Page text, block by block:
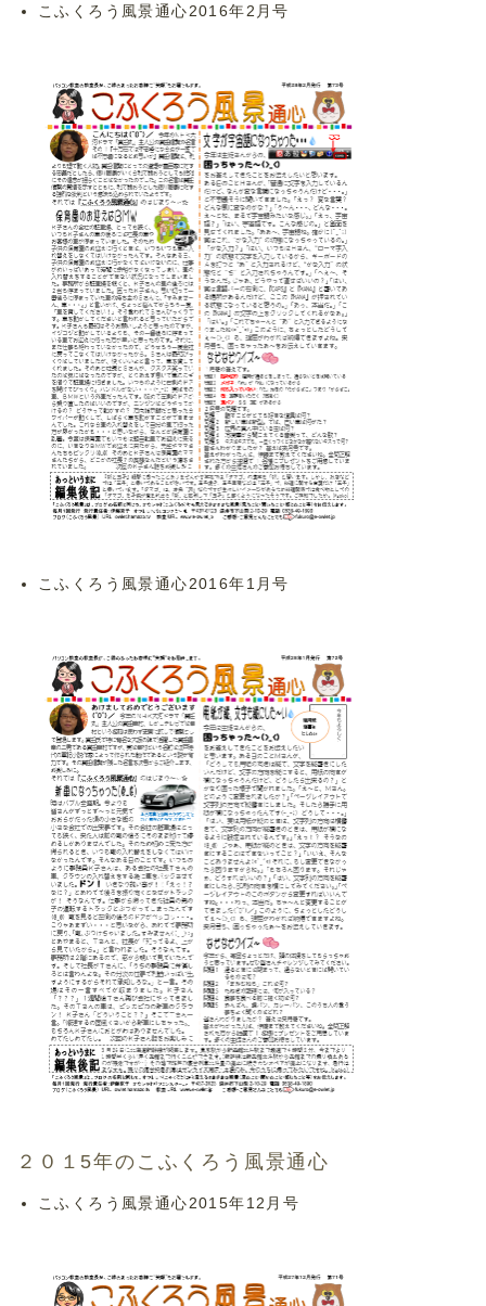
こふくろう風景通心2016年2月号
こふくろう風景通心2016年1月号
２０１5年のこふくろう風景通心
こふくろう風景通心2015年12月号